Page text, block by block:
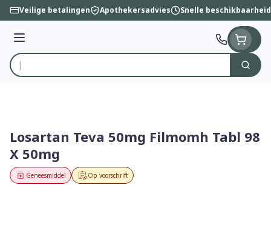
Ga naar de inhoud
Veilige betalingen Apothekersadvies Snelle beschikbaarheid
Menu
Product, merk, categorie...
Zoek
Losartan Teva 50mg Filmomh Tabl 98
X 50mg
Op voorschrift
Geneesmiddel